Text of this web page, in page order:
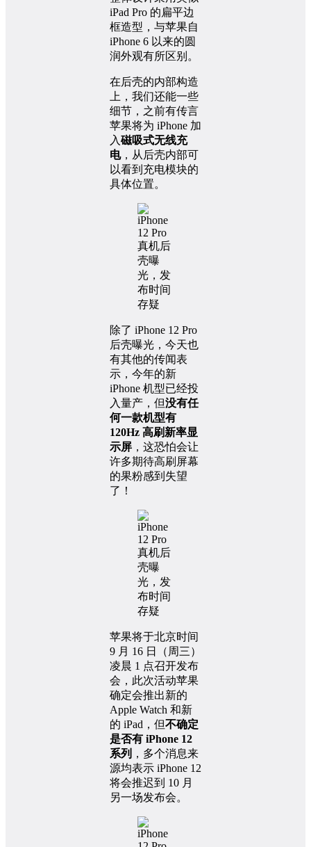
iPad Pro 的扁平边
框造型，与苹果自
iPhone 6 以来的圆
润外观有所区别。
在后壳的内部构造
上，我们还能一些
细节，之前有传言
苹果将为 iPhone 加
入磁吸式无线充
电，从后壳内部可
以看到充电模块的
具体位置。
除了 iPhone 12 Pro
后壳曝光，今天也
有其他的传闻表
示，今年的新
iPhone 机型已经投
入量产，但没有任
何一款机型有
120Hz 高刷新率显
示屏 ，这恐怕会让
许多期待高刷屏幕
的果粉感到失望
了！
苹果将于北京时间
9 月 16 日（周三）
凌晨 1 点召开发布
会，此次活动苹果
确定会推出新的
Apple Watch 和新
的 iPad，但不确定
是否有 iPhone 12
系列 ，多个消息来
源均表示 iPhone 12
将会推迟到 10 月
另一场发布会。